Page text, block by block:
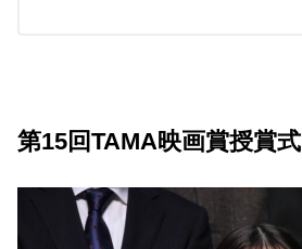
第15回TAMA映画賞授賞式